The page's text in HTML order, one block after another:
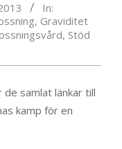
In:
, Graviditet
, Stöd
samlat länkar till
kamp för en